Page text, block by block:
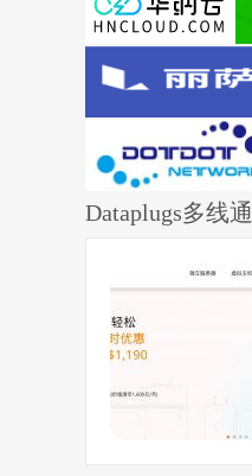
Dataplugs多线通